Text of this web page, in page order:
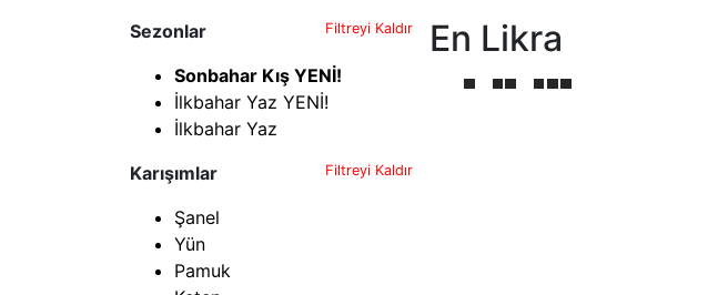
Sezonlar Filtreyi Kaldır
Sonbahar Kış YENİ!
İlkbahar Yaz YENİ!
İlkbahar Yaz
Karışımlar
Filtreyi Kaldır
Şanel
Yün
Pamuk
En Likra